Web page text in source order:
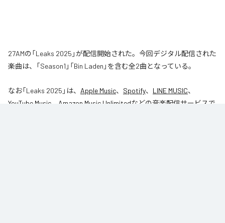
27AMの「Leaks 2025」が配信開始された。今回デジタル配信された
楽曲は、「Season1」「Bin Laden」を含む全2曲となっている。
なお「Leaks 2025 」は、 Apple Music、 Spotify、 LINE MUSIC、
YouTube Music
Amazon Music Unlimitedなどの音楽配信サービスで